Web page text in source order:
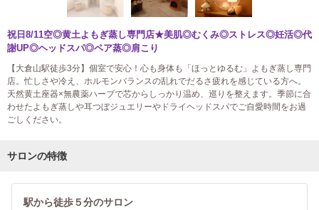
祝日8/11空◎黄土よもぎ蒸し専門店★美肌◎むくみ◎ストレス◎妊活◎代
謝UP◎ヘッドスパ◎ペア蒸◎肩こり
【大倉山駅徒歩3分】個室で安心！心も身体も「ほっとゆるむ」よもぎ蒸し専門
店。忙しさや冷え、ホルモンバランスの乱れでだるさ疲れを感じている方へ。
天然黄土座器×無農薬ハーブで芯からしっかり温め、巡りを整えます。季節に合
わせたよもぎ蒸しや耳つぼジュエリーやドライヘッドスパでご自愛時間をお過
ごしください。
サロンの特徴
駅から徒歩５分のサロン